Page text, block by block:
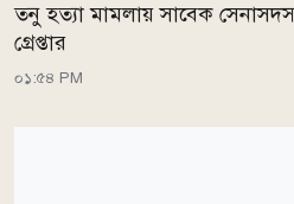
তনু হত্যা মামলায় সাবেক
গ্রেপ্তার
০১:৫৪ PM